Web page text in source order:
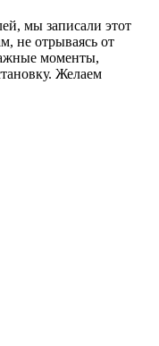
мы записали этот
не отрываясь от
моменты,
Желаем